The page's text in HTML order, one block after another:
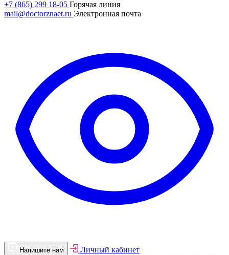
+7 (865) 299 18-05 Горячая линия
mail@doctorznaet.ru Электронная почта
Напишите нам Личный кабинет